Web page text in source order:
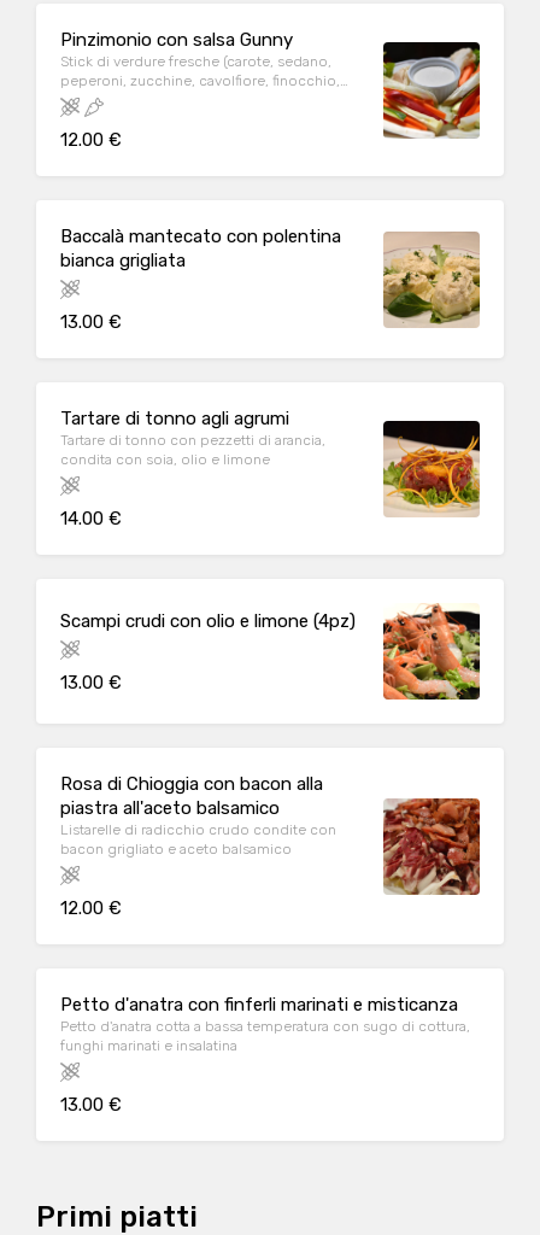
Pinzimonio con salsa Gunny
Stick di verdure fresche (carote, sedano,
peperoni, zucchine, cavolfiore, finocchio,
asparagi) con salsa Gunny fatta in casa
12.00 €
Baccalà mantecato con polentina
bianca grigliata
13.00 €
Tartare di tonno agli agrumi
Tartare di tonno con pezzetti di arancia,
condita con soia, olio e limone
14.00 €
Scampi crudi con olio e limone (4pz)
13.00 €
Rosa di Chioggia con bacon alla
piastra all'aceto balsamico
Listarelle di radicchio crudo condite con
bacon grigliato e aceto balsamico
12.00 €
Petto d'anatra con finferli marinati e misticanza
Petto d'anatra cotta a bassa temperatura con sugo di cottura,
funghi marinati e insalatina
13.00 €
Primi piatti